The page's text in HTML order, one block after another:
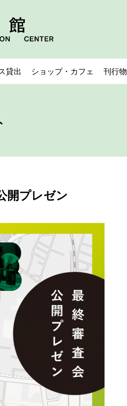
貸出 ショップ・カフェ 刊行物
開プレゼン